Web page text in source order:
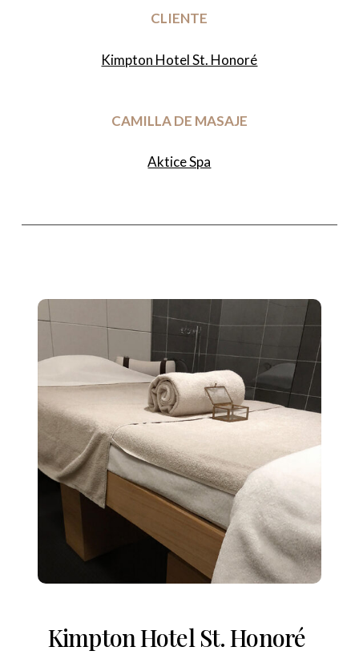
CLIENTE
Kimpton Hotel St. Honoré
CAMILLA DE MASAJE
Aktice Spa
Kimpton Hotel St. Honoré